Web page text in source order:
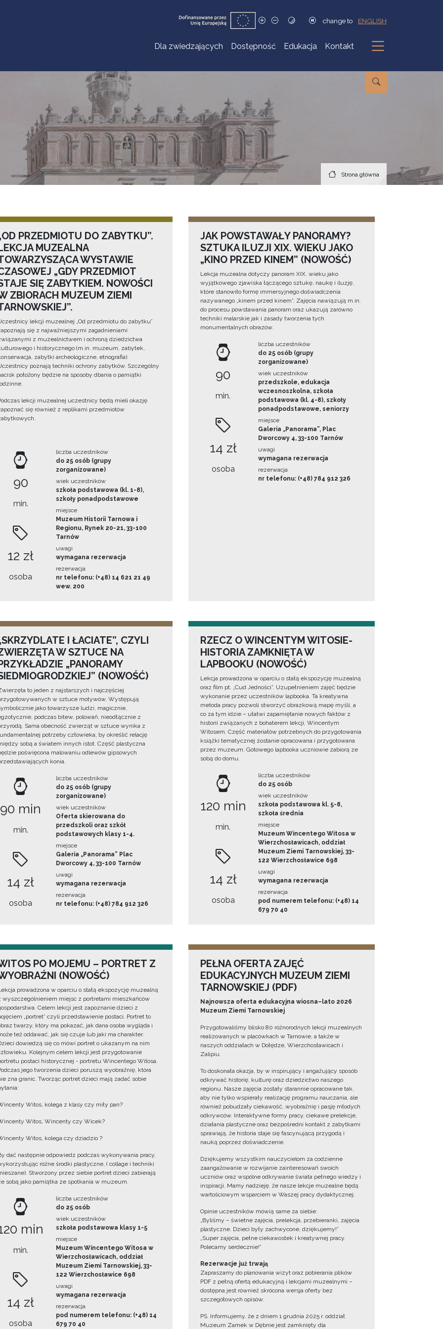
change to ENGLISH
Dla zwiedzających Dostępność Edukacja Kontakt
Podmenu
Strona główna
PRZEDMIOTU DO ZABYTKU”.
MUZEALNA
WYSTAWIE
„GDY PRZEDMIOT
SIĘ ZABYTKIEM. NOWOŚCI
ZBIORACH MUZEUM ZIEMI
lekcji muzealnej „Od przedmiotu do zabytku”
się z najważniejszymi zagadnieniami
z muzealnictwem i ochroną dziedzictwa
i historycznego (m.in. muzeum, zabytek,
zabytki archeologiczne, etnografia).
poznają techniki ochrony zabytków. Szczególny
położony będzie na sposoby dbania o pamiątki
lekcji muzealnej uczestnicy będą mieli okazję
się również z replikami przedmiotów
90
min.
12 zł
osoba
liczba uczestników
do 25 osób (grupy
zorganizowane)
wiek uczestników
szkoła podstawowa (kl. 1-8),
szkoły ponadpodstawowe
miejsce
Muzeum Historii Tarnowa i
Regionu, Rynek 20-21, 33-100
Tarnów
uwagi
wymagana rezerwacja
rezerwacja
nr telefonu: (+48) 14 621 21 49
wew. 200
JAK POWSTAWAŁY PANORAMY?
SZTUKA ILUZJI XIX. WIEKU JAKO
„KINO PRZED KINEM” (NOWOŚĆ)
Lekcja muzealna dotyczy panoram XIX. wieku jako
wyjątkowego zjawiska łączącego sztukę, naukę i iluzję,
które stanowiło formę immersyjnego doświadczenia
nazywanego „kinem przed kinem”. Zajęcia nawiązują m.in.
do procesu powstawania panoram oraz ukazują zarówno
techniki malarskie jak i zasady tworzenia tych
monumentalnych obrazów.
90
min.
14 zł
osoba
liczba uczestników
do 25 osób (grupy
zorganizowane)
wiek uczestników
przedszkole, edukacja
wczesnoszkolna, szkoła
podstawowa (kl. 4-8), szkoły
ponadpodstawowe, seniorzy
miejsce
Galeria „Panorama”, Plac
Dworcowy 4, 33-100 Tarnów
uwagi
wymagana rezerwacja
rezerwacja
nr telefonu: (+48) 784 912 326
I ŁACIATE”, CZYLI
W SZTUCE NA
„PANORAMY
(NOWOŚĆ)
to jeden z najstarszych i najczęściej
w sztuce motywów. Występują
jako towarzysze ludzi, magicznie,
podczas bitew, polowań, nieodłącznie z
Sama obecność zwierząt w sztuce wynika z
potrzeby człowieka, by określić relację
sobą a światem innych istot. Część plastyczna
poświęcona malowaniu odlewów gipsowych
konia.
90 min
min.
14 zł
osoba
liczba uczestników
do 25 osób (grupy
zorganizowane)
wiek uczestników
Oferta skierowana do
przedszkoli oraz szkół
podstawowych klasy 1-4.
miejsce
Galeria „Panorama” Plac
Dworcowy 4, 33-100 Tarnów
uwagi
wymagana rezerwacja
rezerwacja
nr telefonu: (+48) 784 912 326
RZECZ O WINCENTYM WITOSIE-
HISTORIA ZAMKNIĘTA W
LAPBOOKU (NOWOŚĆ)
Lekcja prowadzona w oparciu o stałą ekspozycję muzealną
oraz film pt. „Cud Jedności”. Uzupełnieniem zajęć będzie
wykonanie przez uczestników lapbooka. Ta kreatywna
metoda pracy pozwoli stworzyć obrazkową mapę myśli, a
co za tym idzie – ułatwi zapamiętanie nowych faktów z
historii związanych z bohaterem lekcji, Wincentym
Witosem. Część materiałów potrzebnych do przygotowania
książki tematycznej zostanie opracowana i przygotowana
przez muzeum. Gotowego lapbooka uczniowie zabiorą ze
sobą do domu.
120 min
min.
14 zł
osoba
liczba uczestników
do 25 osób
wiek uczestników
szkoła podstawowa kl. 5-8,
szkoła średnia
miejsce
Muzeum Wincentego Witosa w
Wierzchosławicach, oddział
Muzeum Ziemi Tarnowskiej, 33-
122 Wierzchosławice 698
uwagi
wymagana rezerwacja
rezerwacja
pod numerem telefonu: (+48) 14
679 70 40
PO MOJEMU – PORTRET Z
(NOWOŚĆ)
prowadzona w oparciu o stałą ekspozycję muzealną
wyszczególnieniem miejsc z portretami mieszkańców
Celem lekcji jest zapoznanie dzieci z
„portret” czyli przedstawienie postaci. Portret to
twarzy, który ma pokazać, jak dana osoba wygląda i
też oddawać, jak się czuje lub jaki ma charakter.
dowiedzą się co mówi portret o ukazanym na nim
Kolejnym celem lekcji jest przygotowanie
postaci historycznej - portretu Wincentego Witosa.
jego tworzenia dzieci poruszą wyobraźnię, która
zna granic. Tworząc portret dzieci mają zadać sobie
Witos, kolega z klasy czy miły pan?
Witos, Wincenty czy Wicek?
Witos, kolega czy dziadzio ?
dać następnie odpowiedz podczas wykonywania pracy,
różne środki plastyczne, ( collage i techniki
Stworzony przez siebie portret dzieci zabierają
sobą jako pamiątka ze spotkania w muzeum.
min
min.
14 zł
osoba
liczba uczestników
do 25 osób
wiek uczestników
szkoła podstawowa klasy 1-5
miejsce
Muzeum Wincentego Witosa w
Wierzchosławicach, oddział
Muzeum Ziemi Tarnowskiej, 33-
122 Wierzchosławice 698
uwagi
wymagana rezerwacja
rezerwacja
pod numerem telefonu: (+48) 14
679 70 40
PEŁNA OFERTA ZAJĘĆ
EDUKACYJNYCH MUZEUM ZIEMI
TARNOWSKIEJ (PDF)
Najnowsza oferta edukacyjna wiosna–lato 2026
Muzeum Ziemi Tarnowskiej
Przygotowaliśmy blisko 80 różnorodnych lekcji muzealnych
realizowanych w placówkach w Tarnowie, a także w
naszych oddziałach w Dołędze, Wierzchosławicach i
Zalipiu.
To doskonała okazja, by w inspirujący i angażujący sposób
odkrywać historię, kulturę oraz dziedzictwo naszego
regionu. Nasze zajęcia zostały starannie opracowane tak,
aby nie tylko wspierały realizację programu nauczania, ale
również pobudzały ciekawość, wyobraźnię i pasję młodych
odkrywców. Interaktywne formy pracy, ciekawe prelekcje,
działania plastyczne oraz bezpośredni kontakt z zabytkami
sprawiają, że historia staje się fascynującą przygodą i
nauką poprzez doświadczenie.
Dziękujemy wszystkim nauczycielom za codzienne
zaangażowanie w rozwijanie zainteresowań swoich
uczniów oraz wspólne odkrywanie świata pełnego wiedzy i
inspiracji. Mamy nadzieję, że nasze lekcje muzealne będą
wartościowym wsparciem w Waszej pracy dydaktycznej.
Opinie uczestników mówią same za siebie:
„Byliśmy – świetne zajęcia, prelekcja, przebieranki, zajęcia
plastyczne. Dzieci były zachwycone, dziękujemy!”
„Super zajęcia, pełne ciekawostek i kreatywnej pracy.
Polecamy serdecznie!”
Rezerwacje już trwają
Zapraszamy do planowania wizyt oraz pobierania plików
PDF z pełną ofertą edukacyjną i lekcjami muzealnymi –
dostępna jest również skrócona wersja oferty bez
szczegółowych opisów.
PS. Informujemy, że z dniem 1 grudnia 2025 r. oddział
Muzeum Zamek w Dębnie jest zamknięty dla